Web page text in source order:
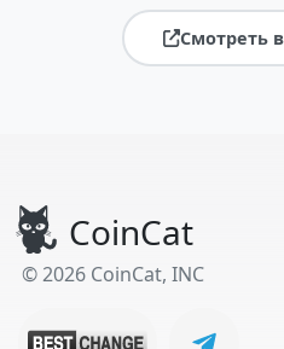
Смотреть
CoinCat
© 2026 CoinCat, INC